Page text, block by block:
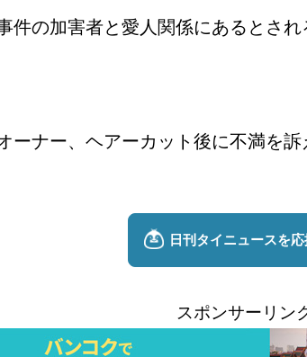
件の加害者と愛人関係にあるとさ
ーナー、ヘアーカット後に不満を
スポンサーリン